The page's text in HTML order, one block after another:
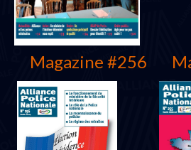
Magazine #256